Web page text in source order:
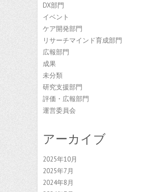
DX部門
イベント
ケア開発部門
リサーチマインド育成部門
広報部門
成果
未分類
研究支援部門
評価・広報部門
運営委員会
アーカイブ
2025年10月
2025年7月
2024年8月